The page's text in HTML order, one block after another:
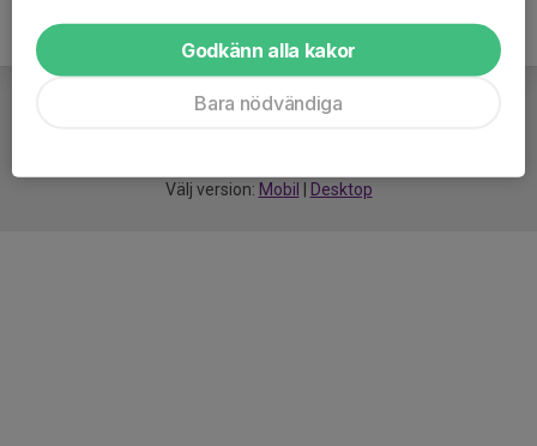
Välj version: Mobil Desktop
Godkänn alla kakor
Bara nödvändiga